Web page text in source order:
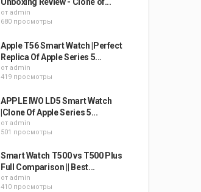
от admin
680 просмотры
Apple T56 Smart Watch |Perfect
Replica Of Apple Series 5...
от admin
419 просмотры
APPLE IWO LD5 Smart Watch
|Clone Of Apple Series 5...
от admin
501 просмотры
Smart Watch T500 vs T500 Plus
Full Comparison || Best...
от admin
410 просмотры